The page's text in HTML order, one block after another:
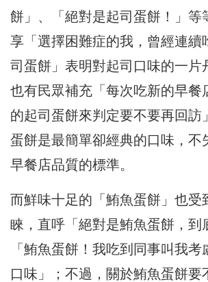
餅」、「絕對是起司蛋餅！」等
享「選擇困難症的我，曾經連續
司蛋餅」表明對起司口味的一片
也有民眾補充「每次吃新的早餐
的起司蛋餅來判定要不要再回訪
蛋餅是最簡單卻經典的口味，不
早餐店品質的標準。
而鮮味十足的「鮪魚蛋餅」也受
睞，直呼「絕對是鮪魚蛋餅，到
「鮪魚蛋餅！我吃到同事叫我考
口味」；不過，關於鮪魚蛋餅要